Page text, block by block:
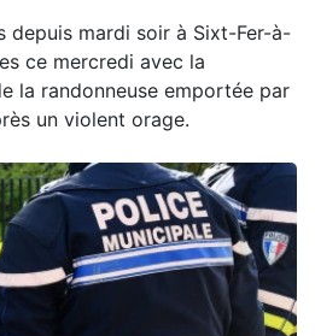
depuis mardi soir à Sixt-Fer-à-
ce mercredi avec la
la randonneuse emportée par
un violent orage.